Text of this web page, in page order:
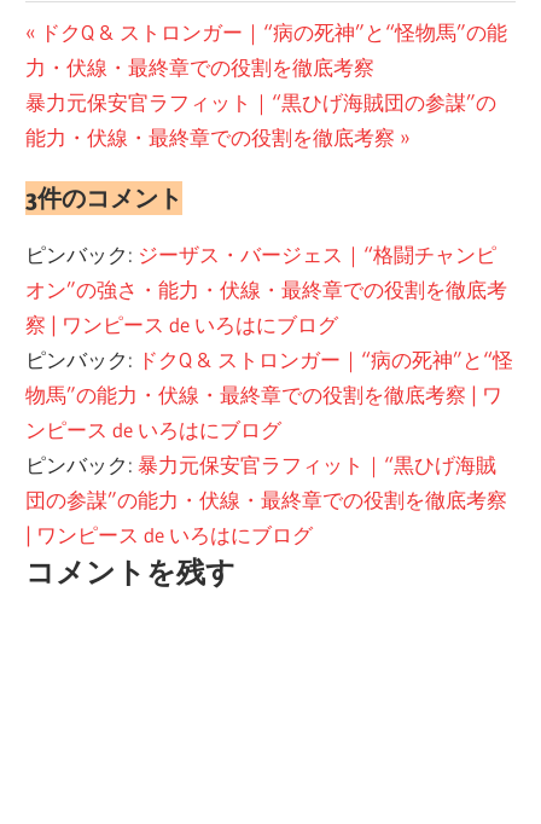
投
稿
ナ
ビ
ゲ
ー
シ
ョ
ン
前
の
投
稿:
ドクQ & ストロンガー｜“病の死神”と“怪物馬”の能
力・伏線・最終章での役割を徹底考察
次
の
稿:
暴力元保安官ラフィット｜“黒ひげ海賊団の参謀”の
能力・伏線・最終章での役割を徹底考察
3件のコメント
ピンバック: ジーザス・バージェス｜“格闘チャンピ
オン”の強さ・能力・伏線・最終章での役割を徹底考
察 | ワンピース de いろはにブログ
ピンバック: ドクQ & ストロンガー｜“病の死神”と“怪
物馬”の能力・伏線・最終章での役割を徹底考察 | ワ
ンピース de いろはにブログ
ピンバック:暴力元保安官ラフィット｜“黒ひげ海賊
団の参謀”の能力・伏線・最終章での役割を徹底考察
| ワンピース de いろはにブログ
コメントを残す